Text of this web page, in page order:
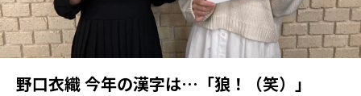
野口衣織 今年の漢字は…「狼！（笑）」